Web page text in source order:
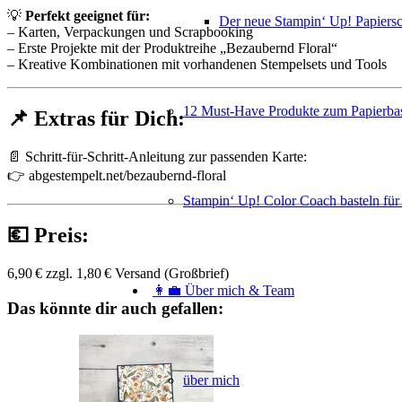
Der neue Stampin‘ Up!
12 Must-Have Produkte zum
Stampin‘ Up! Color Coach basteln
👩‍💼 Über mich & Team
über mich
💡 Perfekt geeignet für:
– Karten, Verpackungen und Scrapbooking
– Erste Projekte mit der Produktreihe „Bezaubernd Floral“
– Kreative Kombinationen mit vorhandenen Stempelsets und Tools
📌 Extras für Dich:
📄 Schritt-für-Schritt-Anleitung zur passenden Karte:
👉 abgestempelt.net/bezaubernd-floral
💶 Preis:
6,90 € zzgl. 1,80 € Versand (Großbrief)
Das könnte dir auch gefallen: